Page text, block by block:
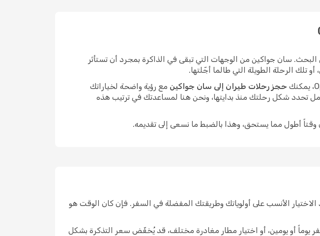
سان جواكين من الوجهات التي تبقى في الذاكرة بمجرد أن تستأثر
تلك الرحلة الطويلة التي طالما أجّلتها.
حجز رحلات طيران إلى سان جواكين مع رؤية واضحة لخياراتك
تحدد شكل رحلتك منذ بدايتها، ونحن هنا لمساعدتك في ترتيب هذه
وقتاً أطول مما يستحق، وهذا بالضبط ما نسعى إلى تقديمه.
الأنسب على أولوياتك وطريقتك المفضلة في السفر. فإن كان الوقت هو
يوماً أو يومين، أو اختيار مطار مغادرة مختلف، قد يُخفّض سعر التذكرة بشكل